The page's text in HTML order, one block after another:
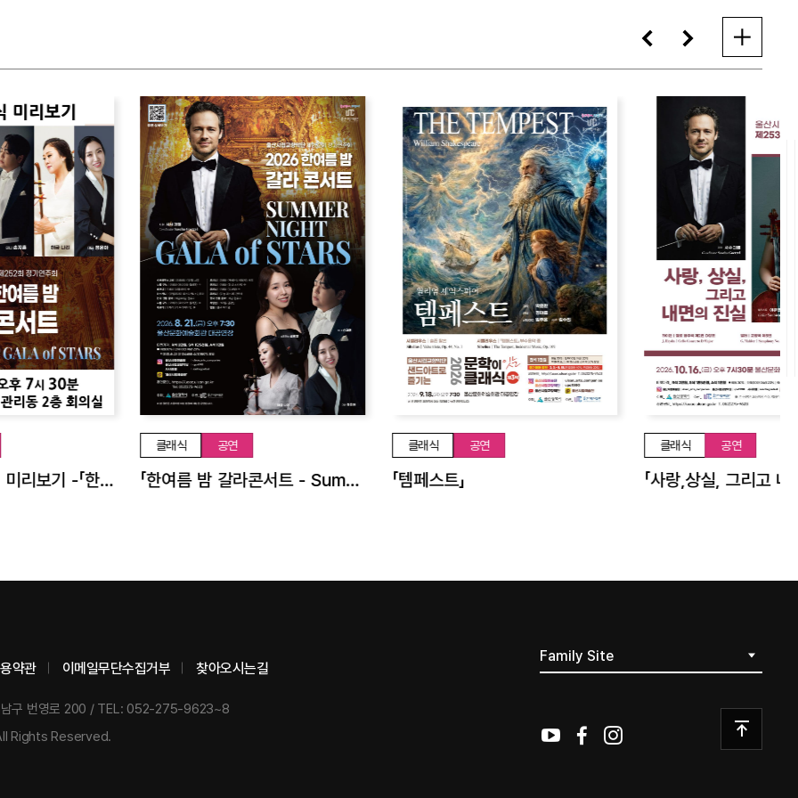
박윤환의 클래식 미리보기 -「한여름 밤 갈라콘서트」편
클래식 공연
「한여름 밤 갈라콘서트 - Summer Night Gala of Stars」
클래식 공연
「템페스트」
클래식 공연
약관 이메일무단수집거부 찾아오시는길
구 번영로 200 / TEL: 052-275-9623~8
Rights Reserved.
Family Site